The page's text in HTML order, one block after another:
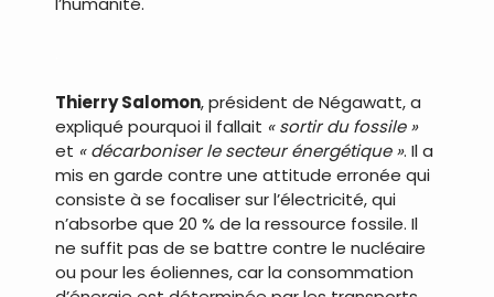
Thierry Salomon, président de Négawatt, a
expliqué pourquoi il fallait « sortir du fossile »
et « décarboniser le secteur énergétique ». Il a
mis en garde contre une attitude erronée qui
consiste à se focaliser sur l’électricité, qui
n’absorbe que 20 % de la ressource fossile. Il
ne suffit pas de se battre contre le nucléaire
ou pour les éoliennes, car la consommation